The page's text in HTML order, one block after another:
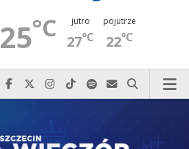
25°C jutro
27°C
pojutrze
22°C
Najlepiej po prostu do nas zadzwoń
Odwiedź nas na Facebook-u
Odwiedź nas na X
Odwiedź nas na Instagram-ie
Odwiedź nas na TikTok-u
Szukaj nas na Spotify
Wyślij do nas
Szukaj